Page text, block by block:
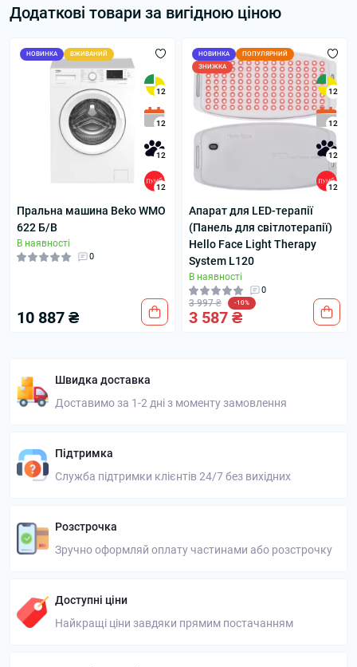
Додаткові товари за вигідною ціною
НОВИНКА ВЖИВАНИЙ
12
12
12
12
Пральна машина Beko WMO
622 Б/В
В наявності
0
10 887 ₴
НОВИНКА
ПОПУЛЯРНИЙ
ЗНИЖКА
12
12
12
12
Апарат для LED-терапії
(Панель для світлотерапії)
Hello Face Light Therapy
System L120
В наявності
0
3 997 ₴ -10%
3 587 ₴
Швидка доставка
Доставимо за 1-2 дні з моменту замовлення
Підтримка
Служба підтримки клієнтів 24/7 без вихідних
Розстрочка
Зручно оформляй оплату частинами або розстрочку
Доступні ціни
Найкращі ціни завдяки прямим постачанням